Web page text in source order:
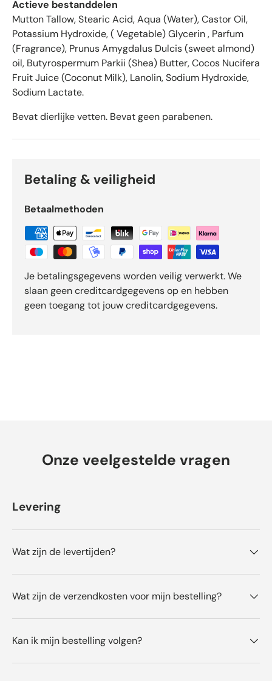
e
v
a
n
d
d
O
d
o
e
o
o
Actieve bestanddelen
Mutton Tallow, Stearic Acid, Aqua (Water), Castor Oil,
Potassium Hydroxide, ( Vegetable) Glycerin , Parfum
(Fragrance), Prunus Amygdalus Dulcis (sweet almond)
oil, Butyrospermum Parkii (Shea) Butter, Cocos Nucifera
Fruit Juice (Coconut Milk), Lanolin, Sodium Hydroxide,
Sodium Lactate.
Bevat dierlijke vetten. Bevat geen parabenen.
Betaling & veiligheid
Betaalmethoden
Je betalingsgegevens worden veilig verwerkt. We
slaan geen creditcardgegevens op en hebben
geen toegang tot jouw creditcardgegevens.
Onze veelgestelde vragen
Levering
Wat zijn de levertijden?
Wat zijn de verzendkosten voor mijn bestelling?
Kan ik mijn bestelling volgen?